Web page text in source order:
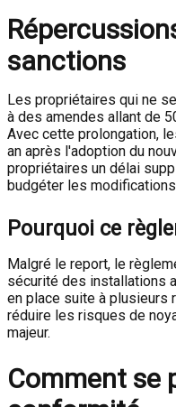
sanctions
Les propriétaires qui ne
à des amendes allant de
Avec cette prolongation,
an après l'adoption du
propriétaires un délai
budgéter les
Pourquoi ce
Malgré le report, le
sécurité des installations
en place suite à plusieurs
réduire les risques de
majeur.
Comment se